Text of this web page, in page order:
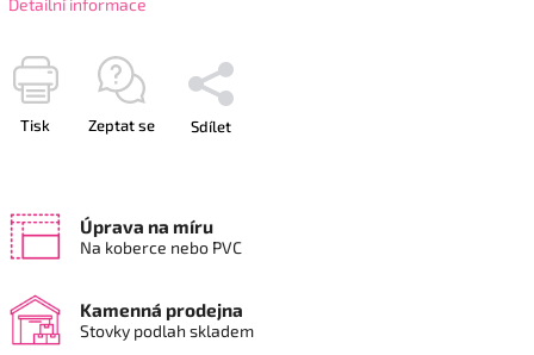
Tisk Zeptat se Sdílet
Úprava na míru
Na koberce nebo PVC
Kamenná prodejna
Stovky podlah skladem